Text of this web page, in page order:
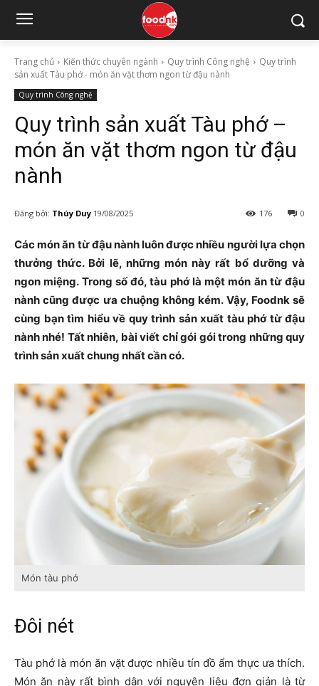
Trang chủ Kiến thức chuyên ngành Quy trình Công nghệ
Quy trình
sản xuất Tàu phớ - món ăn vặt thơm ngon từ đậu nành
Quy trình Công nghệ
Quy trình sản xuất Tàu phớ –
món ăn vặt thơm ngon từ đậu
nành
Đăng bởi: Thúy Duy 19/08/2025 0
176
Các món ăn từ đậu nành luôn được nhiều người lựa chọn
thưởng thức. Bởi lẽ, những món này rất bổ dưỡng và
ngon miệng. Trong số đó, tàu phớ là một món ăn từ đậu
nành cũng được ưa chuộng không kém. Vậy, Foodnk sẽ
cùng bạn tìm hiểu về quy trình sản xuất tàu phớ từ đậu
nành nhé! Tất nhiên, bài viết chỉ gói gói trong những quy
trình sản xuất chung nhất cần có.
Món tàu phớ
Đôi nét
Tàu phớ là món ăn vặt được nhiều tín đồ ẩm thực ưa thích.
Món ăn này rất bình dân với nguyên liệu đơn giản là từ